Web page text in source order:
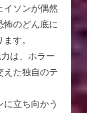
イソンが偶然
怖のどん底に
す。
は、ホラー
えた独自のテ
立ち向かう